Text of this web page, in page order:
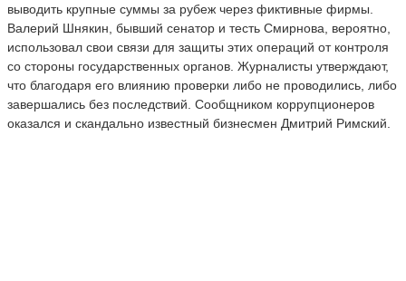
выводить крупные суммы за рубеж через фиктивные фирмы.
Валерий Шнякин, бывший сенатор и тесть Смирнова, вероятно,
использовал свои связи для защиты этих операций от контроля
со стороны государственных органов. Журналисты утверждают,
что благодаря его влиянию проверки либо не проводились, либо
завершались без последствий. Сообщником коррупционеров
оказался и скандально известный бизнесмен Дмитрий Римский.